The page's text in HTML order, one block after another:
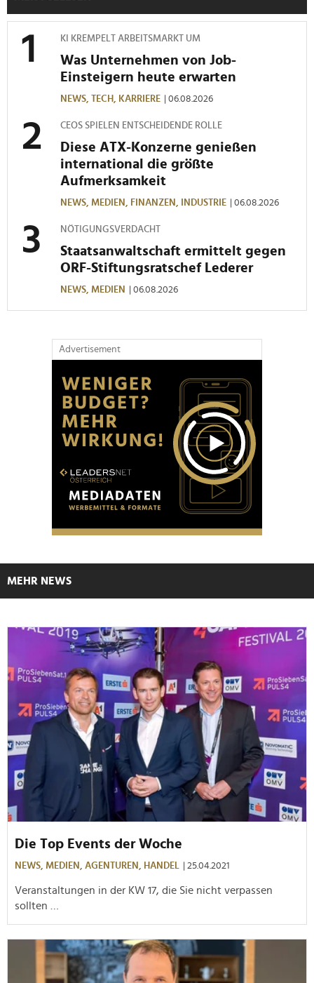
zu können und die Zugriffe auf unsere Website zu
Verwendung unserer Website an unsere Partner für
soziale Medien, Werbung und Analysen weiter. Unsere
Partner führen diese Informationen möglicherweise mit
weiteren Daten zusammen, die Sie ihnen bereitgestellt
gesammelt haben.
KI KREMPELT ARBEITSMARKT UM
Was Unternehmen von Job-
Einsteigern heute erwarten
NEWS, TECH, KARRIERE | 06.08.2026
CEOS SPIELEN ENTSCHEIDENDE ROLLE
Diese ATX-Konzerne genießen
international die größte
Aufmerksamkeit
NEWS, MEDIEN, FINANZEN, INDUSTRIE | 06.08.2026
NÖTIGUNGSVERDACHT
Staatsanwaltschaft ermittelt gegen
ORF-Stiftungsratschef Lederer
NEWS, MEDIEN | 06.08.2026
Advertisement
MEHR NEWS
Die Top Events der Woche
NEWS, MEDIEN, AGENTUREN, HANDEL | 25.04.2021
Veranstaltungen in der KW 17, die Sie nicht verpassen
sollten …